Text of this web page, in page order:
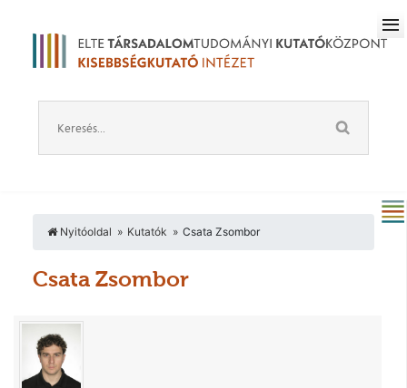
Nyitóoldal Kutatók Csata Zsombor
Csata Zsombor